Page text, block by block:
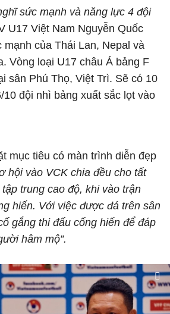
sức mạnh và năng lực 4 đội
U17 Việt Nam Nguyễn Quốc
mạnh của Thái Lan, Nepal và
Vòng loại U17 châu Á bảng F
sân Phú Thọ, Việt Trì. Sẽ có 10
10 đội nhì bảng xuất sắc lọt vào
mục tiêu có màn trình diễn đẹp
hội vào VCK chia đều cho tất
trung cao độ, khi vào trận
hiến. Với việc được đá trên sân
gắng thi đấu cống hiến để đáp
hâm mộ”.